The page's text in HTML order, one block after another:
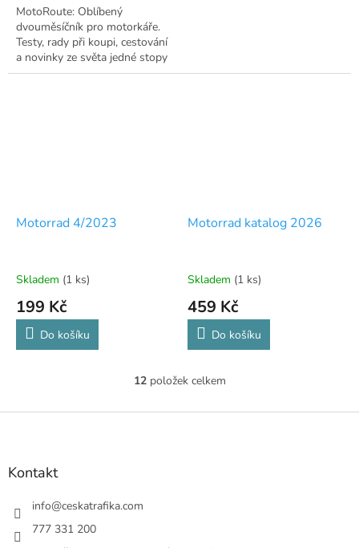
MotoRoute: Oblíbený
dvouměsíčník pro motorkáře.
Testy, rady při koupi, cestování
a novinky ze světa jedné stopy
Motorrad 4/2023
Skladem (1 ks)
199 Kč
Do košíku
Motorrad katalog 2026
Skladem (1 ks)
459 Kč
Do košíku
O
l
12položek celkem
Z
Kontakt
info@ceskatrafika.com
777 331 200